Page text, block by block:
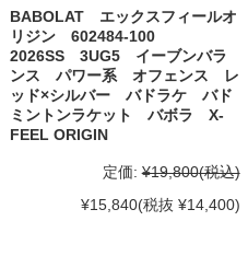
BABOLAT エックスフィールオ
リジン 602484-100
2026SS 3UG5 イーブンバラ
ンス パワー系 オフェンス レ
ッド×シルバー バドラケ バド
ミントンラケット バボラ X-
FEEL ORIGIN
定価: ¥19,800(税込)
¥15,840(税抜 ¥14,400)